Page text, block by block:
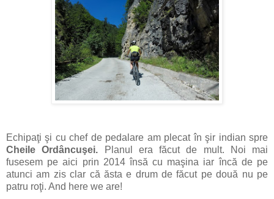
Echipaţi şi cu chef de pedalare am plecat în şir indian spre
Cheile Ordâncuşei. Planul era făcut de mult. Noi mai
fusesem pe aici prin 2014 însă cu maşina iar încă de pe
atunci am zis clar că ăsta e drum de făcut pe două nu pe
patru roţi. And here we are!